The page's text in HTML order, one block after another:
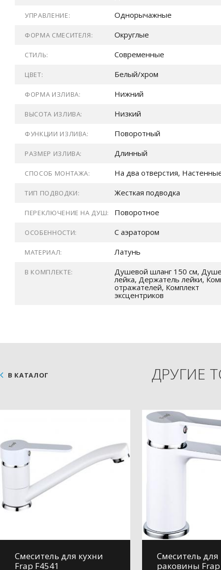
УПРАВЛЕНИЕ: Однорычажные
ФОРМА СМЕСИТЕЛЯ: Округлые
СТИЛЬ: Современные
ЦВЕТ: Белый/хром
ФОРМА ИЗЛИВА: Нижний
ВЫСОТА ИЗЛИВА: Низкий
ФУНКЦИИ ИЗЛИВА: Поворотный
РАЗМЕР ИЗЛИВА: Длинный
СПОСОБ МОНТАЖА: На два отверстия,
ТИП ПОДВОДКИ: Жесткая подводка
ПЕРЕКЛЮЧЕНИЕ НА ДУШ: Поворотное
ОСОБЕННОСТИ: С аэратором
МАТЕРИАЛ: Латунь
В КОМПЛЕКТЕ:
Душевой шланг 150 см,
лейка, Держатель лейки,
отражателей, Комплект
эксцентриков
ДРУГИЕ
В КАТАЛОГ
Смеситель для кухни
Frap F4541
Смеситель для
раковины Frap